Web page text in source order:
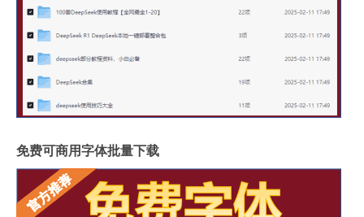
免费可商用字体批量下载